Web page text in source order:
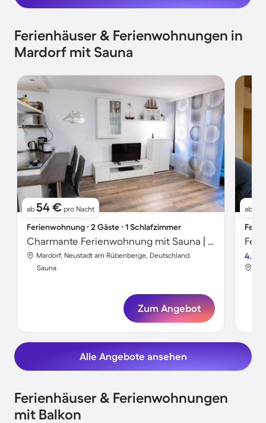
Ferienhäuser & Ferienwohnungen in
Mardorf mit Sauna
ab 54 € pro Nacht
Ferienwohnung ∙ 2 Gäste ∙ 1 Schlafzimmer
Charmante Ferienwohnung mit Sauna | Seeblick | Strand in der Nähe
Mardorf, Neustadt am Rübenberge, Deutschland
Sauna
Zum Angebot
ab
4.4
Alle Angebote ansehen
Ferienhäuser & Ferienwohnungen
mit Balkon